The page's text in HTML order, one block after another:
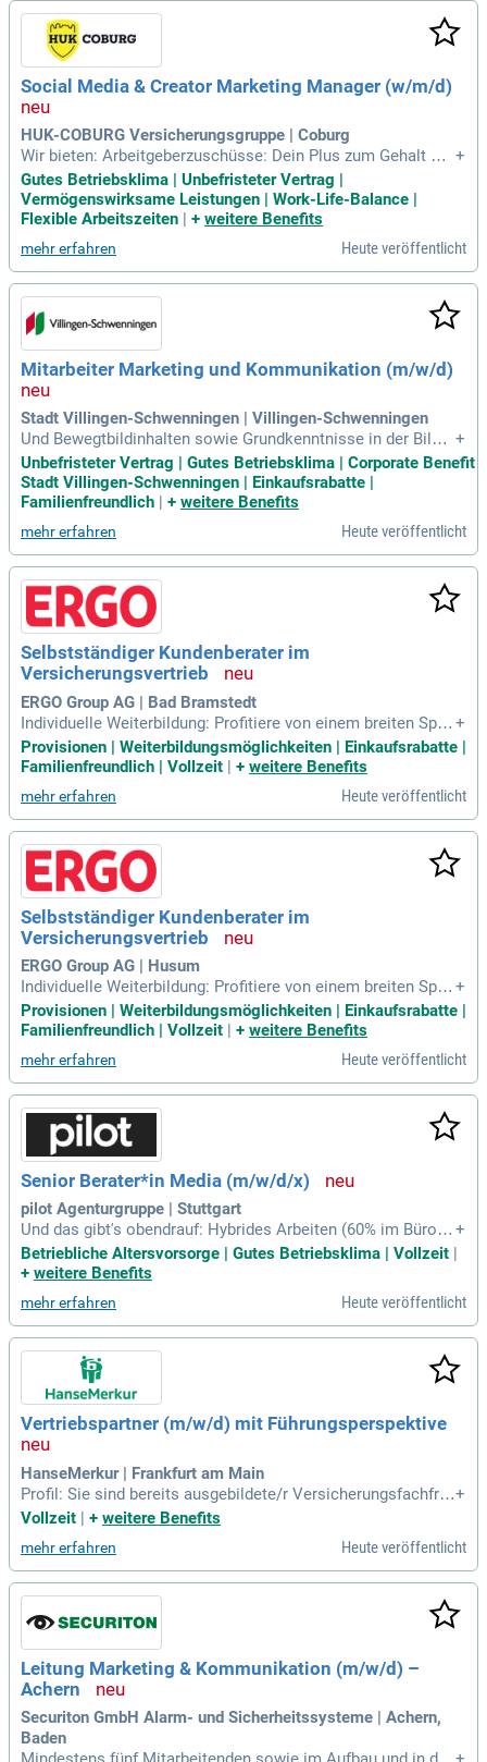
Social Media & Creator Marketing Manager (w/m/d)
HUK-COBURG Versicherungsgruppe | Coburg
Wir bieten: Arbeitgeberzuschüsse: Dein Plus zum Gehalt – 1
3,3 Monatsgehälter, leistungsorientierte Vergütung, Mobilitä
tszuschüsse, vermögenswirksame Leistungen; Weiterentwi
cklung: Erreiche deine Ziele – Qualifizierungsmaßnahmen, Z
+
Gutes Betriebsklima | Unbefristeter Vertrag |
Vermögenswirksame Leistungen | Work-Life-Balance |
Flexible Arbeitszeiten | + weitere Benefits
mehr erfahren Heute veröffentlicht
Mitarbeiter Marketing und Kommunikation (m/w/d)
Stadt Villingen-Schwenningen | Villingen-Schwenningen
Und Bewegtbildinhalten sowie Grundkenntnisse in der Bild-
und Videobearbeitung; Fähigkeit, komplexe Anforderungen z
u erfassen, parallele Projekte zu koordinieren und Termine z
uverlässig einzuhalten; analytisches Denkvermögen und aus
+
Unbefristeter Vertrag | Gutes Betriebsklima | Corporate Benefit
Stadt Villingen-Schwenningen | Einkaufsrabatte |
Familienfreundlich
+ weitere Benefits
mehr erfahren Heute veröffentlicht
Selbstständiger Kundenberater im
Versicherungsvertrieb
ERGO Group AG | Bad Bramstedt
Individuelle Weiterbildung: Profitiere von einem breiten Spek
trum an kontinuierlichen Weiterbildungsmöglichkeiten, die d
eine persönliche und berufliche Entwicklung aktiv fördern.
+
Provisionen | Weiterbildungsmöglichkeiten | Einkaufsrabatte |
Familienfreundlich | Vollzeit | + weitere Benefits
mehr erfahren Heute veröffentlicht
Selbstständiger Kundenberater im
Versicherungsvertrieb
ERGO Group AG | Husum
Individuelle Weiterbildung: Profitiere von einem breiten Spek
trum an kontinuierlichen Weiterbildungsmöglichkeiten, die d
eine persönliche und berufliche Entwicklung aktiv fördern.
+
Provisionen | Weiterbildungsmöglichkeiten | Einkaufsrabatte |
Familienfreundlich | Vollzeit | + weitere Benefits
mehr erfahren Heute veröffentlicht
Senior Berater*in Media (m/w/d/x)
pilot Agenturgruppe | Stuttgart
Und das gibt's obendrauf: Hybrides Arbeiten (60% im Büro &
40% mobil); 30 Tage Urlaub; Heiligabend & Silvester frei; Mo
derne und zentrale Büros; Individuelle Weiterbildung über un
tes Onboarding
+
Betriebliche Altersvorsorge | Gutes Betriebsklima | Vollzeit
+ weitere Benefits
mehr erfahren Heute veröffentlicht
Vertriebspartner (m/w/d) mit Führungsperspektive
HanseMerkur | Frankfurt am Main
Profil: Sie sind bereits ausgebildete/r Versicherungsfachfra
u/-mann und möchten Ihre Karriere auf das nächste Level br
rliche Maß an Ehrgeiz für die Übernahme und perspektivisch
e Leitung einer eigenen
+
Vollzeit | + weitere Benefits
mehr erfahren Heute veröffentlicht
Leitung Marketing & Kommunikation (m/w/d) –
Achern
Securiton GmbH Alarm- und Sicherheitssysteme | Achern,
Baden